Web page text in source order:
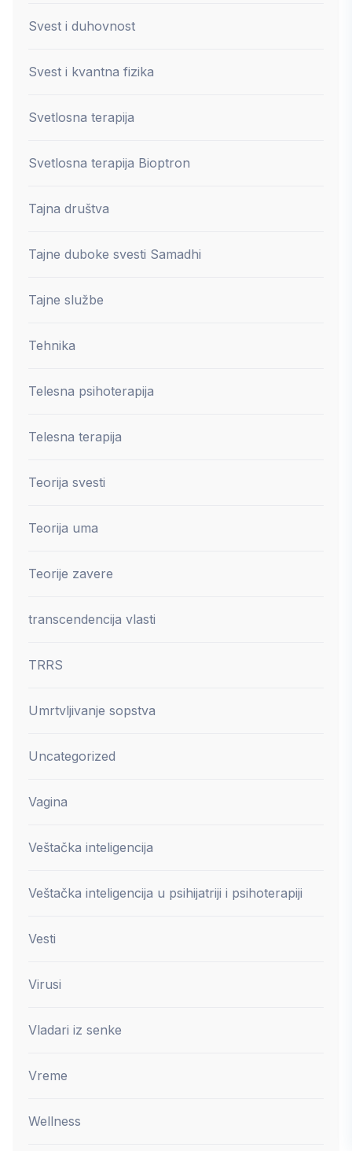
Svest i duhovnost
Svest i kvantna fizika
Svetlosna terapija
Svetlosna terapija Bioptron
Tajna društva
Tajne duboke svesti Samadhi
Tajne službe
Tehnika
Telesna psihoterapija
Telesna terapija
Teorija svesti
Teorija uma
Teorije zavere
transcendencija vlasti
TRRS
Umrtvljivanje sopstva
Uncategorized
Vagina
Veštačka inteligencija
Veštačka inteligencija u psihijatriji i psihoterapiji
Vesti
Virusi
Vladari iz senke
Vreme
Wellness